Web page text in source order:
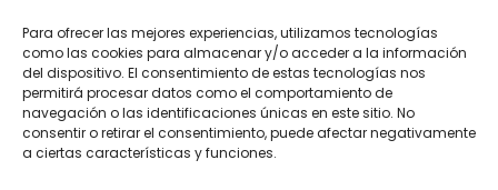
Para ofrecer las mejores experiencias, utilizamos tecnologías
como las cookies para almacenar y/o acceder a la información
del dispositivo. El consentimiento de estas tecnologías nos
permitirá procesar datos como el comportamiento de
navegación o las identificaciones únicas en este sitio. No
consentir o retirar el consentimiento, puede afectar negativamente
a ciertas características y funciones.